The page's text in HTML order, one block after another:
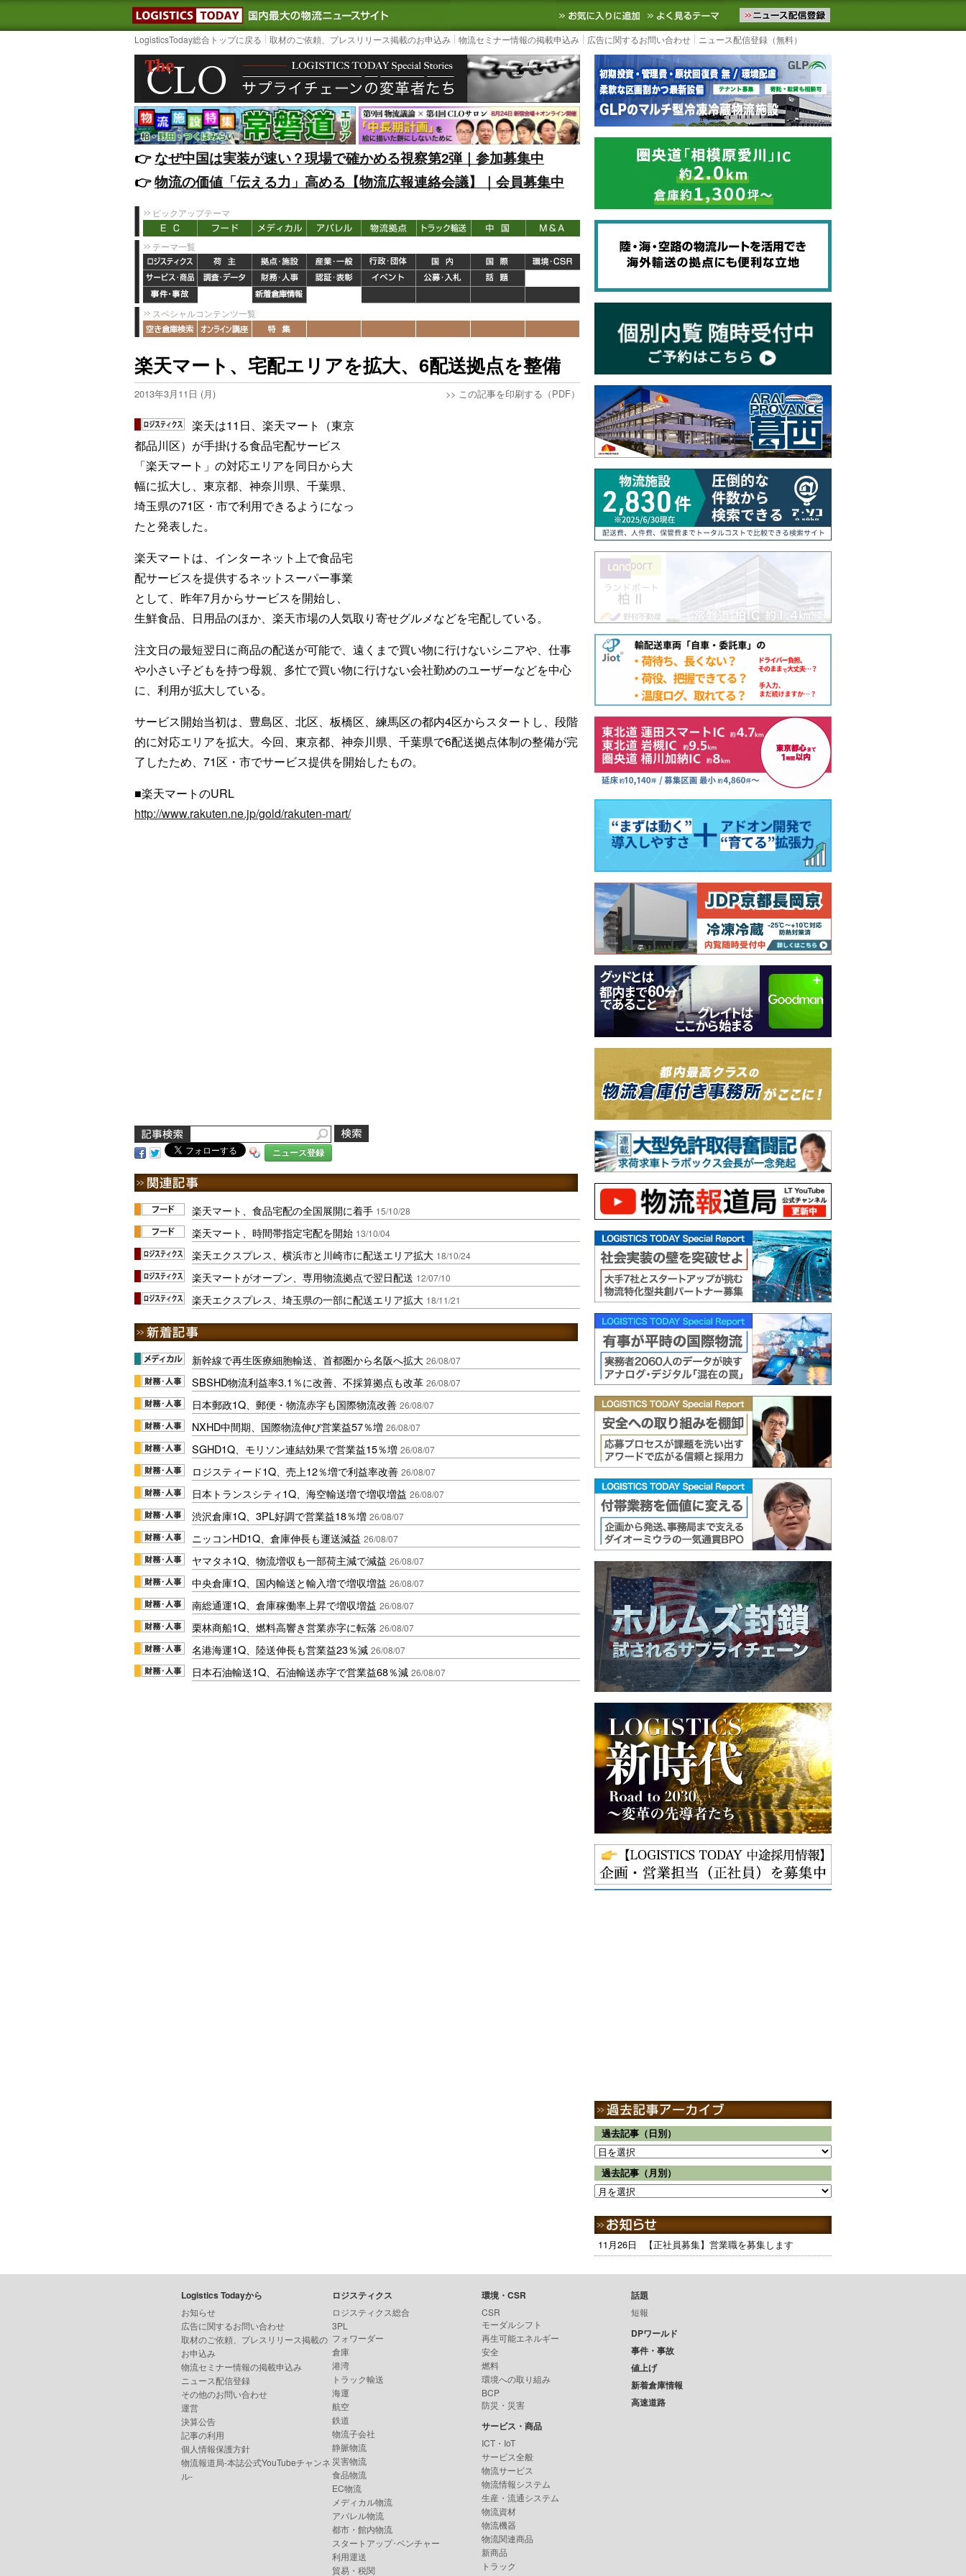
LOGISTICS TODAY｜国内最大の物流ニュースサイト3PL, SCMなど国内外の最新の物流ニュースをお届けします。物流ニュースメール配信を登録す
お気に入りに追加 よく見るテーマ
LogisticsToday総合トップに戻る 取材のご依頼、プレスリリース掲載のお申込み 物流セミナー情報の掲載申込み 広告に関するお問い合わせ ニュース配信登録（無料）
👉️なぜ中国は実装が速い？現場で確かめる視察第2弾｜参加募集中
👉️物流の価値「伝える力」高める【物流広報連絡会議】｜会員募集中
ピックアップテーマ
テーマ一覧
スペシャルコンテンツ一覧
楽天マート、宅配エリアを拡大、6配送拠点を整備
2013年3月11日 (月) >> この記事を印刷する（PDF）
楽天は11日、楽天マート（東京
都品川区）が手掛ける食品宅配サービス
「楽天マート」の対応エリアを同日から大
幅に拡大し、東京都、神奈川県、千葉県、
埼玉県の71区・市で利用できるようになっ
たと発表した。
楽天マートは、インターネット上で食品宅
配サービスを提供するネットスーパー事業
として、昨年7月からサービスを開始し、
生鮮食品、日用品のほか、楽天市場の人気取り寄せグルメなどを宅配している。
注文日の最短翌日に商品の配送が可能で、遠くまで買い物に行けないシニアや、仕事
や小さい子どもを持つ母親、多忙で買い物に行けない会社勤めのユーザーなどを中心
に、利用が拡大している。
サービス開始当初は、豊島区、北区、板橋区、練馬区の都内4区からスタートし、段階
的に対応エリアを拡大。今回、東京都、神奈川県、千葉県で6配送拠点体制の整備が完
了したため、71区・市でサービス提供を開始したもの。
■楽天マートのURL
http://www.rakuten.ne.jp/gold/rakuten-mart/
ニュース登録
楽天マート、食品宅配の全国展開に着手 15/10/28
楽天マート、時間帯指定宅配を開始 13/10/04
楽天エクスプレス、横浜市と川崎市に配送エリア拡大 18/10/24
楽天マートがオープン、専用物流拠点で翌日配送 12/07/10
楽天エクスプレス、埼玉県の一部に配送エリア拡大 18/11/21
新幹線で再生医療細胞輸送、首都圏から名阪へ拡大 26/08/07
SBSHD物流利益率3.1％に改善、不採算拠点も改革 26/08/07
日本郵政1Q、郵便・物流赤字も国際物流改善 26/08/07
NXHD中間期、国際物流伸び営業益57％増 26/08/07
SGHD1Q、モリソン連結効果で営業益15％増 26/08/07
ロジスティード1Q、売上12％増で利益率改善 26/08/07
日本トランスシティ1Q、海空輸送増で増収増益 26/08/07
渋沢倉庫1Q、3PL好調で営業益18％増 26/08/07
ニッコンHD1Q、倉庫伸長も運送減益 26/08/07
ヤマタネ1Q、物流増収も一部荷主減で減益 26/08/07
中央倉庫1Q、国内輸送と輸入増で増収増益 26/08/07
南総通運1Q、倉庫稼働率上昇で増収増益 26/08/07
栗林商船1Q、燃料高響き営業赤字に転落 26/08/07
名港海運1Q、陸送伸長も営業益23％減 26/08/07
日本石油輸送1Q、石油輸送赤字で営業益68％減 26/08/07
過去記事（日別）
過去記事（月別）
11月26日 【正社員募集】営業職を募集します
Logistics Todayから
お知らせ
広告に関するお問い合わせ
取材のご依頼、プレスリリース掲載の
お申込み
物流セミナー情報の掲載申込み
ニュース配信登録
その他のお問い合わせ
運営
決算公告
記事の利用
個人情報保護方針
物流報道局-本誌公式YouTubeチャンネ
ル-
ロジスティクス
ロジスティクス総合
3PL
フォワーダー
倉庫
港湾
トラック輸送
海運
航空
鉄道
物流子会社
静脈物流
災害物流
食品物流
EC物流
メディカル物流
アパレル物流
都市・館内物流
スタートアップ･ベンチャー
利用運送
貿易・税関
環境・CSR
CSR
モーダルシフト
再生可能エネルギー
安全
燃料
環境への取り組み
BCP
防災・災害
サービス・商品
ICT・IoT
サービス全般
物流サービス
物流情報システム
生産・流通システム
物流資材
物流機器
物流関連商品
新商品
トラック
話題
短報
DPワールド
事件・事故
値上げ
新着倉庫情報
高速道路